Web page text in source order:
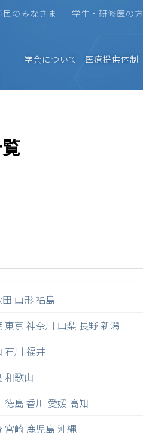
民のみなさま 学生・研修医の方
学会について 医療提供体制
山形福島
東京 神奈川 山梨 長野新潟
石川 福井
和歌山
徳島 香川 愛媛 高知
宮崎 鹿児島 沖縄